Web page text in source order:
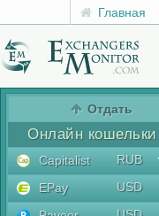
Главная
Отдать
Онлайн кошельки
Capitalist
RUB
EPay
USD